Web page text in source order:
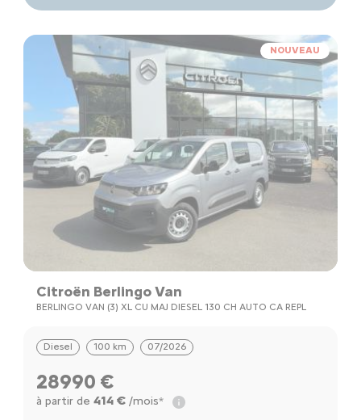
NOUVEAU
Citroën Berlingo Van
BERLINGO VAN (3) XL CU MAJ DIESEL 130 CH AUTO CA REPL
Diesel 100 km 07/2026
28990 €
à partir de 414 €/mois*